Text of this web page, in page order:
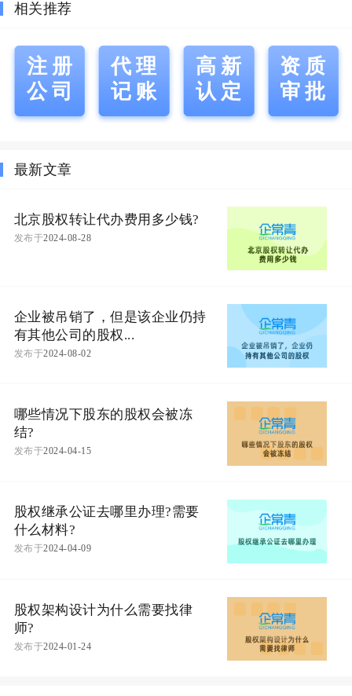
相关推荐
注册
公司
代理
记账
高新
认定
资质
审批
最新文章
北京股权转让代办费用多少钱?
发布于2024-08-28
企业被吊销了，但是该企业仍持
有其他公司的股权...
发布于2024-08-02
哪些情况下股东的股权会被冻
结?
发布于2024-04-15
股权继承公证去哪里办理?需要
什么材料?
发布于2024-04-09
股权架构设计为什么需要找律
师?
发布于2024-01-24